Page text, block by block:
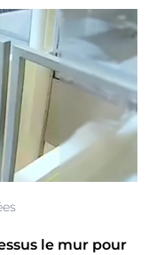
le mur pour